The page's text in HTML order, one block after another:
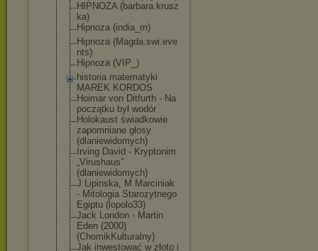
HIPNOZA (barbara.krusz
ka)
Hipnoza (india_m)
Hipnoza (Magda.swi.eve
nts)
Hipnoza (VIP_)
historia matematyki
MAREK KORDOS
Hoimar von Ditfurth - Na
początku był wodór
Holokaust świadkowie
zapomniane głosy
(dlaniewidomyc h)
Irving David - Kryptonim
„Virushaus”
(dlaniewidomyc h)
J Lipinska, M Marciniak
- Mitologia Starozytnego
Egiptu (lopolo33)
Jack London - Martin
Eden (2000)
(ChomikKultura lny)
Jak inwestować w złoto i